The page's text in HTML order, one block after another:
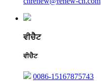
ਵੀਚੈਟ
ਵੀਚੈਟ
0086-15167875743